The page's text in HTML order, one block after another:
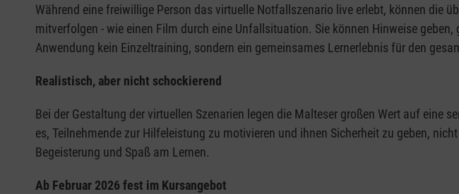
Während eine freiwillige Person das virtuelle Notfallszenario live erlebt, können die
mitverfolgen - wie einen Film durch eine Unfallsituation. Sie können Hinweise
Anwendung kein Einzeltraining, sondern ein gemeinsames Lernerlebnis für den
Realistisch, aber nicht schockierend
Bei der Gestaltung der virtuellen Szenarien legen die Malteser großen Wert auf
es, Teilnehmende zur Hilfeleistung zu motivieren und ihnen Sicherheit zu geben,
Begeisterung und Spaß am Lernen.
Ab Februar 2026 fest im Kursangebot